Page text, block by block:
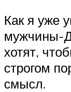
Как я уже
мужчины-
хотят,
строгом
смысл.